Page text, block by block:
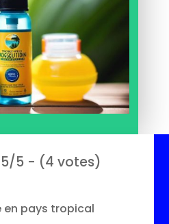
5/5 - (4 votes)
en pays tropical